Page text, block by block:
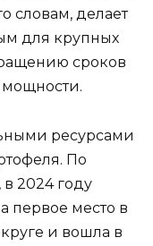
словам, делает
для крупных
сроков
ресурсами
По
2024 году
первое место в
и вошла в